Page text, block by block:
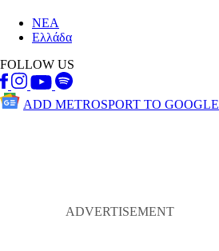
ΝΕΑ
Ελλάδα
FOLLOW US
ADD METROSPORT TO GOOGLE